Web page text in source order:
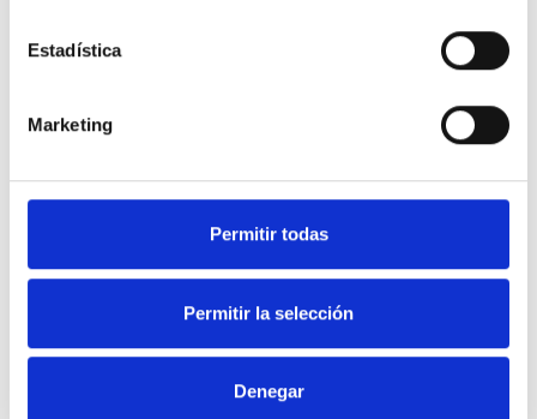
Estadística
Marketing
Permitir todas
Permitir la selección
Denegar
Tipo de embalaje Blister
Por otro lado, tenemos todo tipo de herramientas manuales, coronas para perforar,
aparatos de medida o diferentes equipos de montajes en nuestra sección de
complementario a este producto. Con el APOLO CELO 7B660VLOX
de una manera profesional. Aparte en DivisionLED somos expertos profesionales en el
Anclajes y fijaciones